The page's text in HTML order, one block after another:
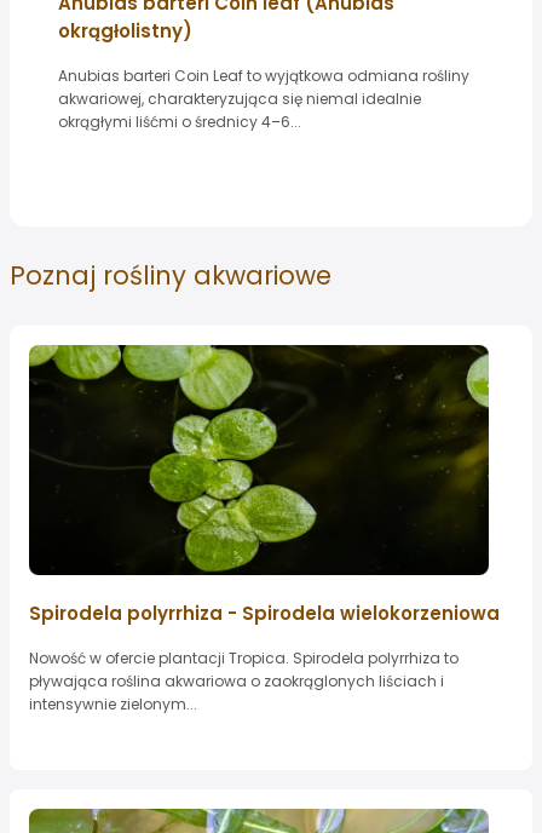
okrągłolistny)
Anubias barteri Coin Leaf to wyjątkowa odmiana rośliny
akwariowej, charakteryzująca się niemal idealnie
okrągłymi liśćmi o średnicy 4–6...
Poznaj rośliny akwariowe
Spirodela polyrrhiza - Spirodela wielokorzeniowa
Nowość w ofercie plantacji Tropica. Spirodela polyrrhiza to
pływająca roślina akwariowa o zaokrąglonych liściach i
intensywnie zielonym...